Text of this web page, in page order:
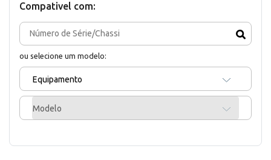
Compativel com:
ou selecione um modelo:
Equipamento
Modelo